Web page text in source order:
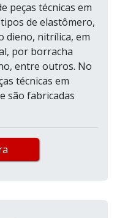
peças técnicas em
de elastômero,
dieno, nitrílica, em
por borracha
entre outros. No
técnicas em
são fabricadas